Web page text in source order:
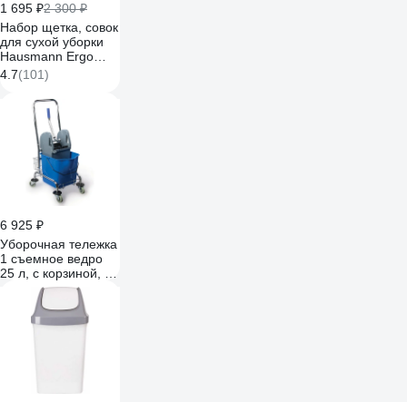
1 695 ₽2 300 ₽
Набор щетка, совок
для сухой уборки
Hausmann Ergo
Broomer HM-1099
4.7(101)
6 925 ₽
Уборочная тележка
1 съемное ведро
25 л, с корзиной, с
отжимом, база
хром Gigant GCC-